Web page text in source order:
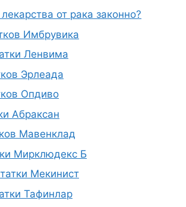
от рака законно?
Имбрувика
Ленвима
Эрлеада
Опдиво
Абраксан
Мавенклад
Мирклюдекс Б
Мекинист
Тафинлар